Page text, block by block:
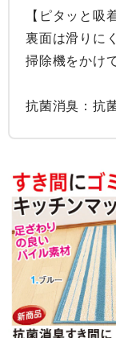
【ピタッと吸
裏面は滑りに
掃除機をかけ
抗菌消臭：抗